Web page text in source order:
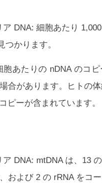
ア DNA: 細胞あたり
つかります。
胞あたりの nDNA のコ
合があります。ヒトの体
ピーが含まれています。
ア DNA: mtDNA は、13
および 2 の rRNA をコ